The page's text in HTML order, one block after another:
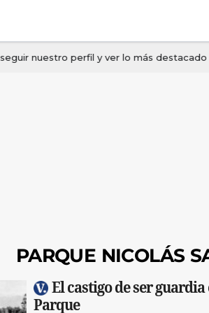
PARQUE NICOLÁS
El castigo de ser guardia
Parque